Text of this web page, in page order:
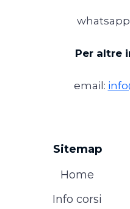
Per altre
email:
Sitemap
Home
Info corsi